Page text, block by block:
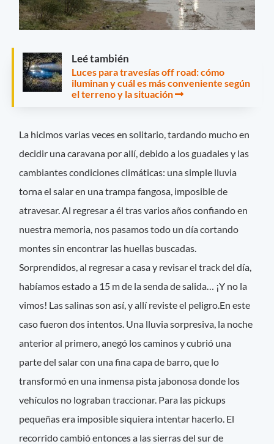
Leé también
Luces para travesías off road: cómo
iluminan y cuál es más conveniente según
el terreno y la situación
La hicimos varias veces en solitario, tardando mucho en
decidir una caravana por allí, debido a los guadales y las
cambiantes condiciones climáticas: una simple lluvia
torna el salar en una trampa fangosa, imposible de
atravesar. Al regresar a él tras varios años confiando en
nuestra memoria, nos pasamos todo un día cortando
montes sin encontrar las huellas buscadas.
Sorprendidos, al regresar a casa y revisar el track del día,
habíamos estado a 15 m de la senda de salida… ¡Y no la
vimos! Las salinas son así, y allí reviste el peligro.En este
caso fueron dos intentos. Una lluvia sorpresiva, la noche
anterior al primero, anegó los caminos y cubrió una
parte del salar con una fina capa de barro, que lo
transformó en una inmensa pista jabonosa donde los
vehículos no lograban traccionar. Para las pickups
pequeñas era imposible siquiera intentar hacerlo. El
recorrido cambió entonces a las sierras del sur de